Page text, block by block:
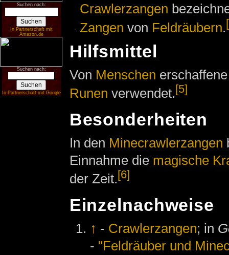
Suchen nach:
In Partnerschaft mit
Amazon.de
Suchen nach:
In Partnerschaft mit Google
Crawlerzangen
Zangen von Feldräubern.
Hilfsmittel
Von Menschen
Runen verwendet.[5]
Besonderheiten
In den Minecrawlerzangen
Einnahme die magische
der Zeit.[6]
Einzelnachweise
↑ - Crawlerzangen; in
- "Feldräuber und